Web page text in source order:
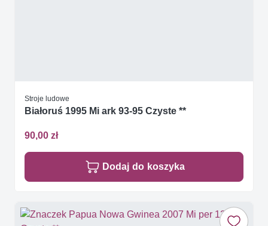
Stroje ludowe
Białoruś 1995 Mi ark 93-95 Czyste **
90,00 zł
Dodaj do koszyka